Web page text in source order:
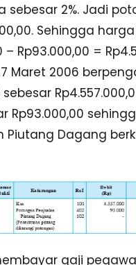
2%. Jadi
Sehingga
Rp93.000,00 =
Maret 2006
Rp93.000,00
Piutang Dagang
gaji